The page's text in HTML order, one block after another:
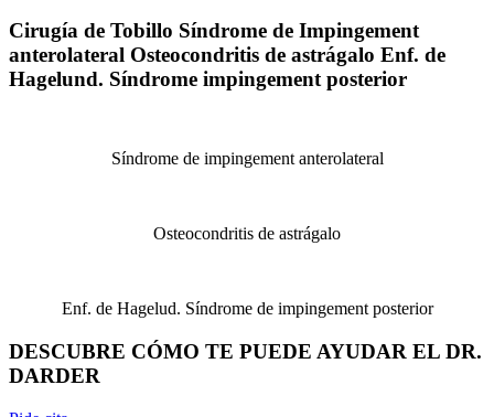
Cirugía de Tobillo Síndrome de Impingement
anterolateral Osteocondritis de astrágalo Enf. de
Hagelund. Síndrome impingement posterior
Síndrome de impingement anterolateral
Osteocondritis de astrágalo
Enf. de Hagelud. Síndrome de impingement posterior
DESCUBRE CÓMO TE PUEDE AYUDAR EL DR.
DARDER